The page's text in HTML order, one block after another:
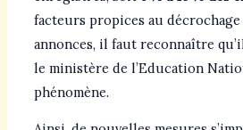
facteurs propices au décrochage
annonces, il faut reconnaître
le ministère de l’Education
phénomène.